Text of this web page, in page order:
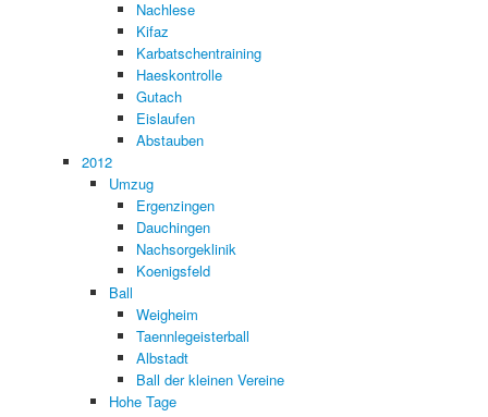
Nachlese
Kifaz
Karbatschentraining
Haeskontrolle
Gutach
Eislaufen
Abstauben
2012
Umzug
Ergenzingen
Dauchingen
Nachsorgeklinik
Koenigsfeld
Ball
Weigheim
Taennlegeisterball
Albstadt
Ball der kleinen Vereine
Hohe Tage